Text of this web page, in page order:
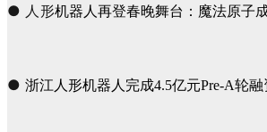
● 人形机器人再登春晚舞台：魔法原子
● 浙江人形机器人完成4.5亿元Pre-A轮